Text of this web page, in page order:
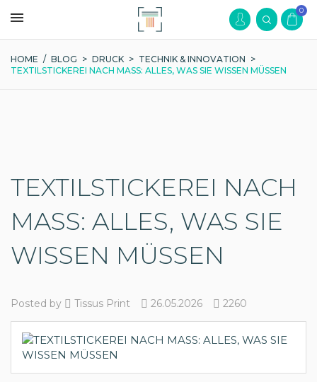
0
HOME / BLOG > DRUCK > TECHNIK & INNOVATION >
TEXTILSTICKEREI NACH MASS: ALLES, WAS SIE WISSEN MÜSSEN
TEXTILSTICKEREI NACH
MASS: ALLES, WAS SIE
WISSEN MÜSSEN
Posted by Tissus Print 26.05.2026 2260